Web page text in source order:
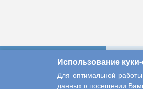
Использование
Для оптимальной
данных о посещении